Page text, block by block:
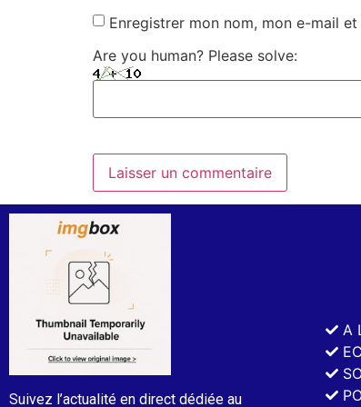
Enregistrer mon nom, mon e-mail
Are you human? Please solve:
Suivez l’actualité en direct dédiée au
A